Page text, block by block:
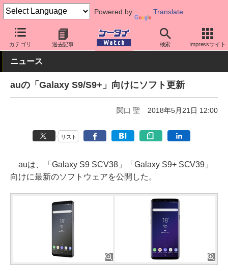
Powered by Translate
カテゴリ 過去記事 検索 Impressサイト
ケータイ Watch キャリア au Galaxy
ニュース
auの「Galaxy S9/S9+」向けにソフト更新
関口 聖 2018年5月21日 12:00
リスト
auは、「Galaxy S9 SCV38」「Galaxy S9+ SCV39」
向けに最新のソフトウェアを公開した。